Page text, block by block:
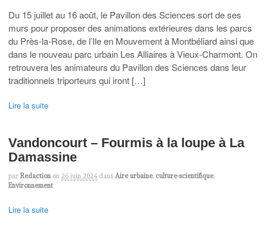
Du 15 juillet au 16 août, le Pavillon des Sciences sort de ses
murs pour proposer des animations extérieures dans les parcs
du Près-la-Rose, de l’Ile en Mouvement à Montbéliard ainsi que
dans le nouveau parc urbain Les Alliaires à Vieux-Charmont. On
retrouvera les animateurs du Pavillon des Sciences dans leur
traditionnels triporteurs qui iront […]
Lire la suite
Vandoncourt – Fourmis à la loupe à La
Damassine
par Redaction on 26 juin 2024 dans Aire urbaine, culture-scientifique,
Environnement
Lire la suite